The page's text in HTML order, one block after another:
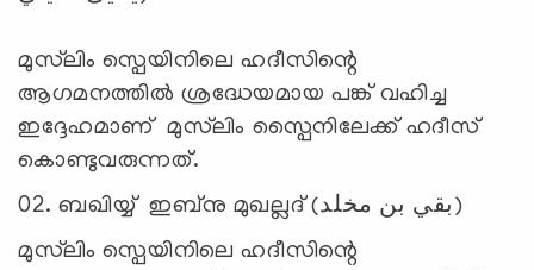
മുസ്‍ലിം സ്പെയിനിലെ ഹദീസിന്റെ
ആഗമനത്തിൽ ശ്രദ്ധേയമായ പങ്ക് വഹിച്ച
ഇദ്ദേഹമാണ് മുസ്‍ലിം സ്പൈനിലേക്ക് ഹദീസ്
കൊണ്ടുവരുന്നത്.
02. ബഖിയ്യ് ഇബ്നു മുഖല്ലദ് (بقي بن مخلد)
മുസ്‍ലിം സ്പെയിനിലെ ഹദീസിന്റെ